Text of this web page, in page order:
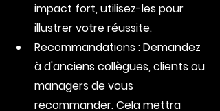
impact fort, utilisez-les pour
illustrer votre réussite.
Recommandations : Demandez
à d'anciens collègues, clients ou
managers de vous
recommander. Cela mettra